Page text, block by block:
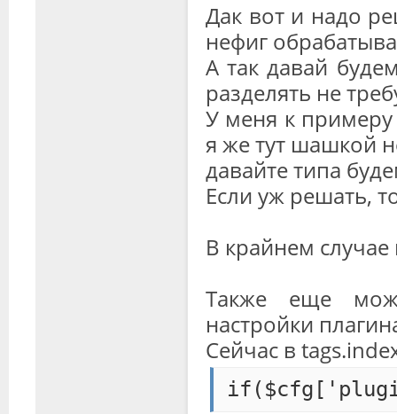
Дак вот и надо
нефиг
А так давай
разделять не
У меня к примеру
я же тут шашкой
давайте типа
Если уж решать,
В крайнем
Также еще
настройки
Сейчас в